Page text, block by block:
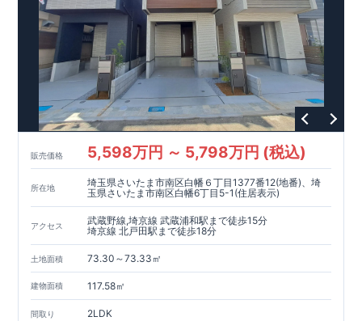
販売価格 5,598万円 ～ 5,798万円 (税込)
所在地
埼玉県さいたま市南区白幡６丁目1377番12(地番)、埼
玉県さいたま市南区白幡6丁目5-1(住居表示)
アクセス
武蔵野線,埼京線 武蔵浦和駅まで徒歩15分
埼京線 北戸田駅まで徒歩18分
土地面積 73.30～73.33㎡
建物面積 117.58㎡
間取り 2LDK